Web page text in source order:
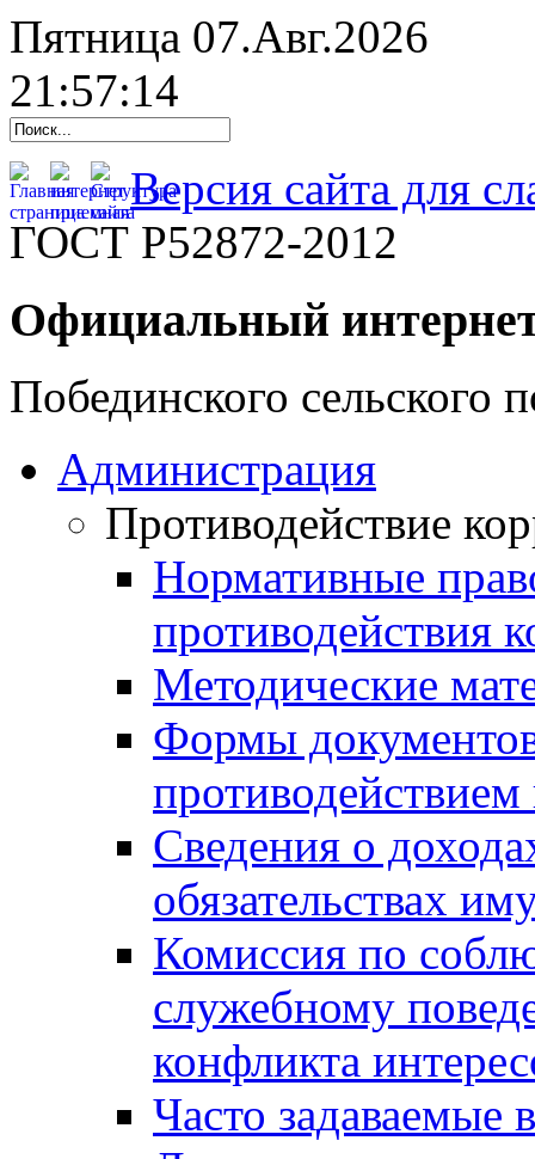
Пятница 07.Авг.2026
21:57:15
Версия сайта для
ГОСТ Р52872-2012
Официальный
Побединского сельского
Администрация
Противодействие
Нормативные
противодействия
Методические
Формы
Сведения о
обязательствах
Комиссия по
служебному
конфликта
Часто задаваемые